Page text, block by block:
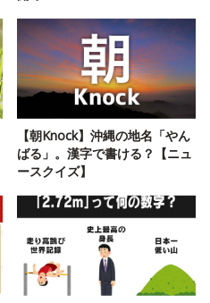
【朝Knock】沖縄の地名「やん
ばる」。漢字で書ける？【ニュ
ースクイズ】